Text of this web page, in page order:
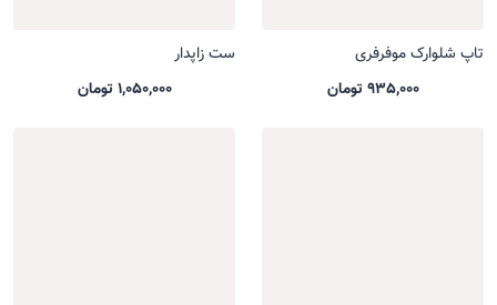
تاپ شلوارک موفرفری
935,000 تومان
ست زاپدار
1,050,000 تومان